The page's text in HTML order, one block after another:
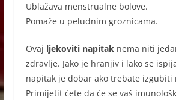
Ublažava menstrualne bolove.
Pomaže u peludnim groznicama.
Ovaj ljekoviti napitaknema niti
zdravlje. Jako je hranjiv i lako se
napitak je dobar ako trebate izgubiti
Primijetit ćete da će se vaš